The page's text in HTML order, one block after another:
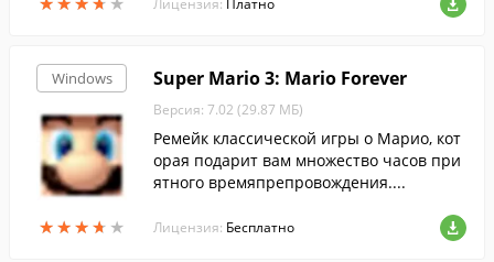
Лицензия: Платно
Windows
★★★★ ★
★★★★ ★
Super Mario 3: Mario Forever
Версия: 7.02 (29.87 МБ)
Ремейк классической игры о Марио, кот
орая подарит вам множество часов при
ятного времяпрепровождения....
Лицензия: Бесплатно